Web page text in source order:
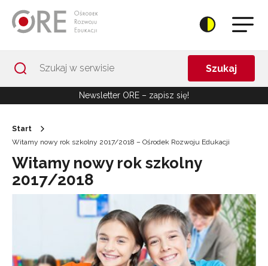
Szukaj
Newsletter ORE – zapisz się!
Start
Witamy nowy rok szkolny 2017/2018 – Ośrodek Rozwoju Edukacji
Witamy nowy rok szkolny
2017/2018